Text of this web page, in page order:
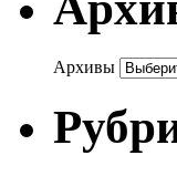
Архивы